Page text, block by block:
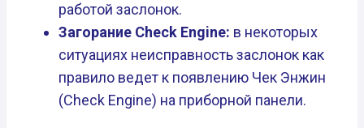
работой заслонок.
Загорание Check Engine: в некоторых
ситуациях неисправность заслонок как
правило ведет к появлению Чек Энжин
(Check Engine) на приборной панели.